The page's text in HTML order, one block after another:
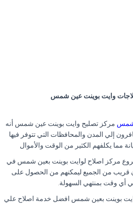
وايت بوينت عين شمس
شمس مركز تصليح وايت بوينت عين شمس أنه
إلي المدن والمحافظات التي تتوفر فيها
مما يكلفهم الكثير من الوقت والأموال
فروع مركز اصلاح لوايت بوينت بعين شمس في
قريب من الجميع ليمكنهم من الحصول على
أي وقت بمنتهي السهولة.
بوينت بعين شمس افضل خدمة اصلاح علي